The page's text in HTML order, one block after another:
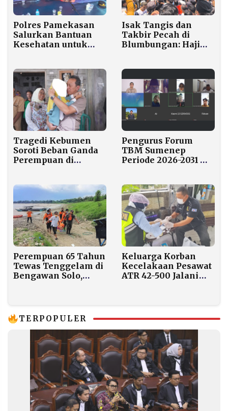
Polres Pamekasan
Salurkan Bantuan
Kesehatan untuk
Isak Tangis dan
Takbir Pecah di
Blumbungan: Haji
Tragedi Kebumen
Soroti Beban Ganda
Perempuan di
Depresi
Pengurus Forum
TBM Sumenep
Periode 2026-2031
Perempuan 65 Tahun
Tewas Tenggelam di
Bengawan Solo,
Keluarga Korban
Kecelakaan Pesawat
ATR 42-500 Jalani
TERPOPULER